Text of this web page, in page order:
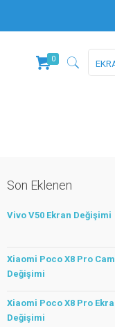
0
Son Eklenen
Vivo V50 Ekran Değişimi
Xiaomi Poco X8 Pro Cam
Değişimi
Xiaomi Poco X8 Pro
Değişimi